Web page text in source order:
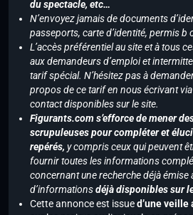
du spectacle, etc…
N’envoyez jamais de documents
passeports, carte d’identité, permis b
L’accès préférentiel au site et à tous
aux demandeurs d’emploi et
tarif spécial. N’hésitez pas à
propos de ce tarif en nous écrivant
contact disponibles sur le site.
Figurants.com s’efforce de mener
scrupuleuses pour compléter et
repérés, y compris ceux qui peuvent
fournir toutes les informations
concernant une recherche déjà émise
d’informationsdéjà disponibles sur
Cette annonce est issued’une